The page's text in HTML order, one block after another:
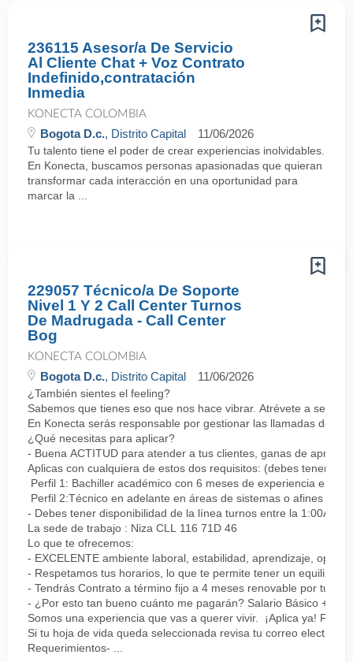
236115 Asesor/a De Servicio
Al Cliente Chat + Voz Contrato
Indefinido,contratación
Inmedia
KONECTA COLOMBIA
Bogota D.c., Distrito Capital 11/06/2026
Tu talento tiene el poder de crear experiencias inolvidables.
En Konecta, buscamos personas apasionadas que quieran
transformar cada interacción en una oportunidad para
marcar la ...
229057 Técnico/a De Soporte
Nivel 1 Y 2 Call Center Turnos
De Madrugada - Call Center
Bog
KONECTA COLOMBIA
Bogota D.c., Distrito Capital 11/06/2026
¿También sientes el feeling?
Sabemos que tienes eso que nos hace vibrar. Atrévete a ser
En Konecta serás responsable por gestionar las llamadas de
¿Qué necesitas para aplicar?
- Buena ACTITUD para atender a tus clientes, ganas de
Aplicas con cualquiera de estos dos requisitos: (debes tener
Perfil 1: Bachiller académico con 6 meses de experiencia en
Perfil 2:Técnico en adelante en áreas de sistemas o afines
- Debes tener disponibilidad de la línea turnos entre la 1:00AM
La sede de trabajo : Niza CLL 116 71D 46
Lo que te ofrecemos:
- EXCELENTE ambiente laboral, estabilidad, aprendizaje,
- Respetamos tus horarios, lo que te permite tener un equilibrio
- Tendrás Contrato a término fijo a 4 meses renovable por tu
- ¿Por esto tan bueno cuánto me pagarán? Salario Básico +
Somos una experiencia que vas a querer vivir. ¡Aplica ya!
Si tu hoja de vida queda seleccionada revisa tu correo
Requerimientos- ...